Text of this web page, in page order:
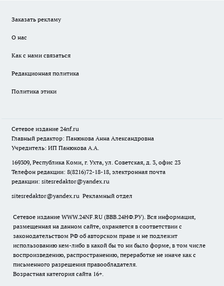
Заказать рекламу
О нас
Как с нами связаться
Редакционная политика
Политика этики
Сетевое издание 24nf.ru
Главный редактор: Панюкова Анна Александровна
Учредитель: ИП Панюкова А.А.
169309, Республика Коми, г. Ухта, ул. Советская, д. 3, офис 23
Телефон редакции: 8(8216)72-18-18, электронная почта
редакции: sitesredaktor@yandex.ru
sitesredaktor@yandex.ru Рекламный отдел
Сетевое издание WWW.24NF.RU (ВВВ.24НФ.РУ). Вся информация,
размещенная на данном сайте, охраняется в соответствии с
законодательством РФ об авторском праве и не подлежит
использованию кем-либо в какой бы то ни было форме, в том числе
воспроизведению, распространению, переработке не иначе как с
письменного разрешения правообладателя.
Возрастная категория сайта 16+.